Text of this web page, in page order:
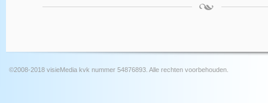
©2008-2018 visieMedia kvk nummer 54876893. Alle rechten voorbehouden.